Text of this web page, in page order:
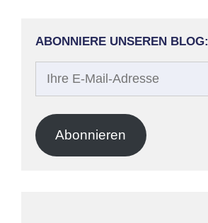
ABONNIERE UNSEREN BLOG:
Adresse
Abonnieren